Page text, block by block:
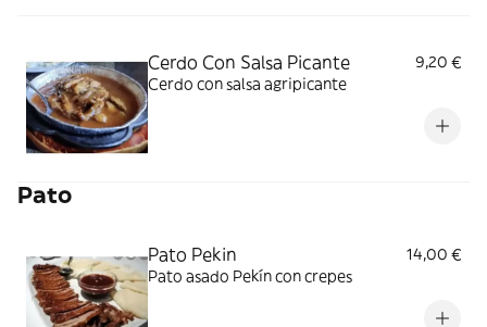
Cerdo Con Salsa Picante
9,20 €
Cerdo con salsa agripicante
Pato
Pato Pekin
14,00 €
Pato asado Pekín con crepes